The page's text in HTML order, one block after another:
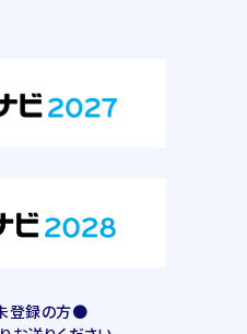
登録の方●